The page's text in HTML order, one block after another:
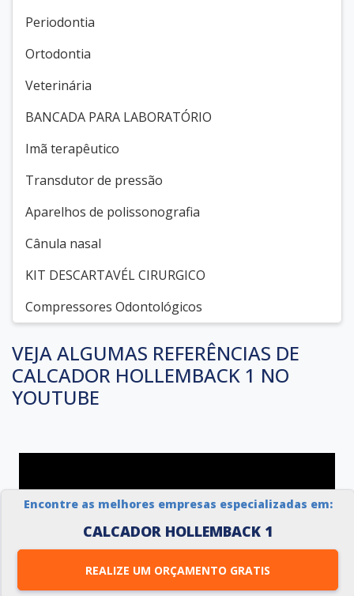
Encontre as melhores empresas especializadas em:
CALCADOR HOLLEMBACK 1
REALIZE UM ORÇAMENTO GRATIS
Periodontia
Ortodontia
Veterinária
BANCADA PARA LABORATÓRIO
Imã terapêutico
Transdutor de pressão
Aparelhos de polissonografia
Cânula nasal
KIT DESCARTAVÉL CIRURGICO
Compressores Odontológicos
VEJA ALGUMAS REFERÊNCIAS DE
CALCADOR HOLLEMBACK 1 NO
YOUTUBE